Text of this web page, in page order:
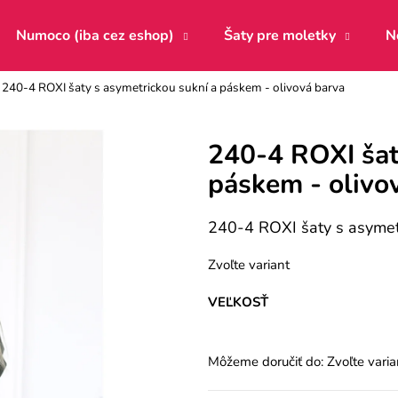
Numoco (iba cez eshop) Šaty pre moletky
240-4 ROXI šaty s asymetrickou sukní a páskem - olivová barva
240-4 ROXI
páskem -
240-4 ROXI šaty s
VEĽKOSŤ
Môžeme doručiť do: Zvoľte
Zvoľte variant
Čo potrebujete nájsť?
HĽADAŤ